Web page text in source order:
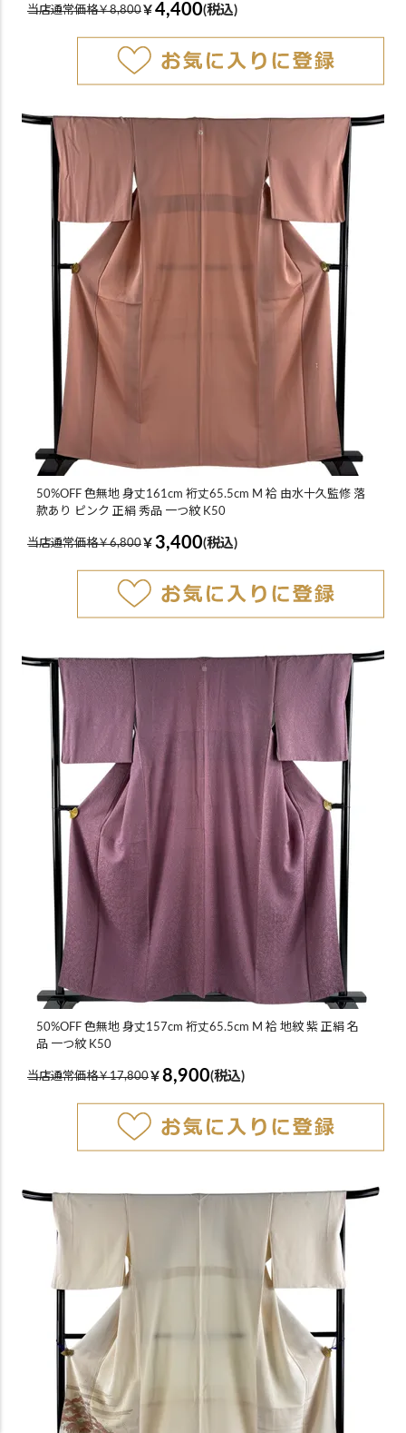
当店通常価格￥8,800￥ 4,400(税込)
50%OFF 色無地 身丈161cm 裄丈65.5cm M 袷 由水十久監修 落
款あり ピンク 正絹 秀品 一つ紋 K50
当店通常価格￥6,800￥ 3,400(税込)
50%OFF 色無地 身丈157cm 裄丈65.5cm M 袷 地紋 紫 正絹 名
品 一つ紋 K50
当店通常価格￥17,800￥ 8,900(税込)